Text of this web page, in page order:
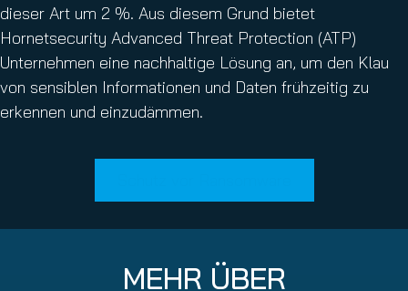
dieser Art um 2 %. Aus diesem Grund bietet
Hornetsecurity Advanced Threat Protection (ATP)
Unternehmen eine nachhaltige Lösung an, um den Klau
von sensiblen Informationen und Daten frühzeitig zu
erkennen und einzudämmen.
MEHR ÜBER